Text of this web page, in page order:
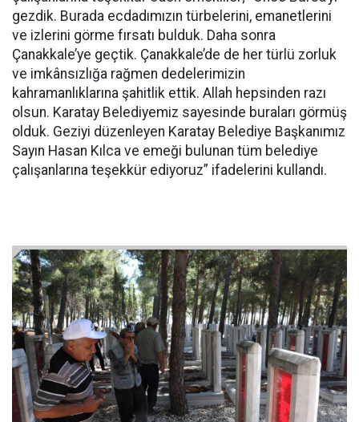
gezdik. Burada ecdadımızın türbelerini, emanetlerini
ve izlerini görme fırsatı bulduk. Daha sonra
Çanakkale’ye geçtik. Çanakkale’de de her türlü zorluk
ve imkânsızlığa rağmen dedelerimizin
kahramanlıklarına şahitlik ettik. Allah hepsinden razı
olsun. Karatay Belediyemiz sayesinde buraları görmüş
olduk. Geziyi düzenleyen Karatay Belediye Başkanımız
Sayın Hasan Kılca ve emeği bulunan tüm belediye
çalışanlarına teşekkür ediyoruz” ifadelerini kullandı.